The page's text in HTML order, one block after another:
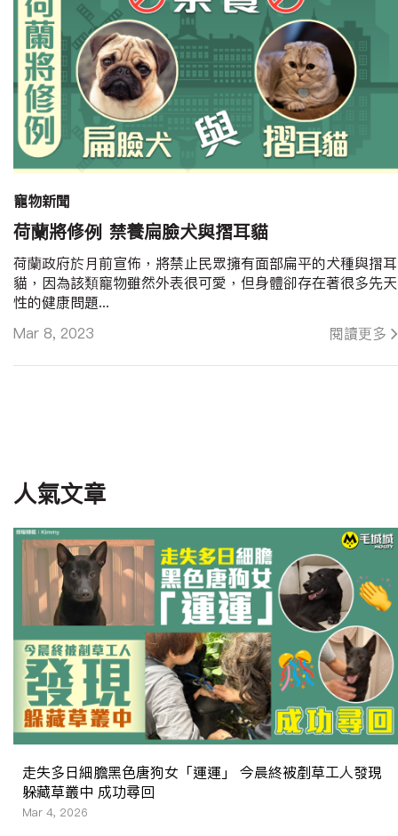
寵物新聞
荷蘭將修例 禁養扁臉犬與摺耳貓
Mar 8, 2023 閱讀更多
荷蘭政府於月前宣佈，將禁止民眾擁有面部扁平的犬種與摺耳
貓，因為該類寵物雖然外表很可愛，但身體卻存在著很多先天
性的健康問題...
人氣文章
走失多日細膽黑色唐狗女「運運」 今晨終被剷草工人發現
躲藏草叢中 成功尋回
Mar 4, 2026